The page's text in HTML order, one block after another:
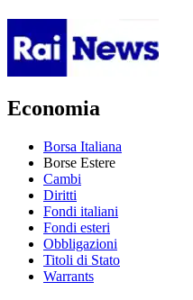
Economia
Borsa Italiana
Borse Estere
Cambi
Diritti
Fondi italiani
Fondi esteri
Obbligazioni
Titoli di Stato
Warrants